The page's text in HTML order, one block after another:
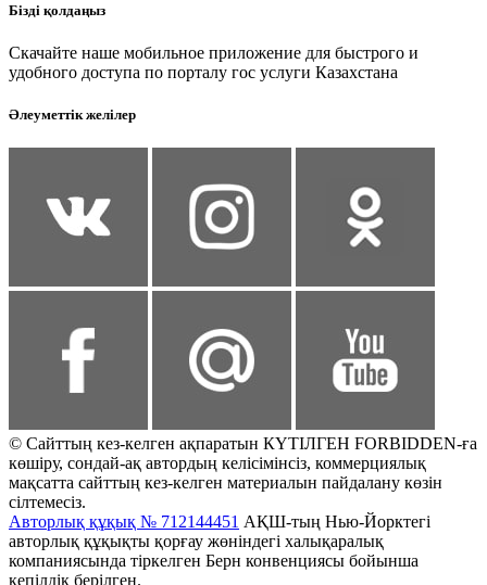
Бізді қолдаңыз
Скачайте наше мобильное приложение для быстрого и
удобного доступа по порталу гос услуги Казахстана
Әлеуметтік желілер
© Сайттың кез-келген ақпаратын КҮТІЛГЕН FORBIDDEN-ға
көшіру, сондай-ақ автордың келісімінсіз, коммерциялық
мақсатта сайттың кез-келген материалын пайдалану көзін
сілтемесіз.
Авторлық құқық № 712144451 АҚШ-тың Нью-Йорктегі
авторлық құқықты қорғау жөніндегі халықаралық
компаниясында тіркелген Берн конвенциясы бойынша
кепілдік берілген.